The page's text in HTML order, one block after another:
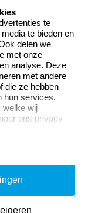
opnemen
vragen
te
te bieden en
delen we
met onze
analyse. Deze
met andere
die ze hebben
hun services.
welke wij
ons privacy